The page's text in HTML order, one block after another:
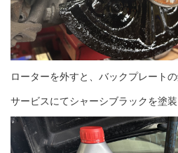
ローターを外すと、バックプレート
サービスにてシャーシブラックを塗